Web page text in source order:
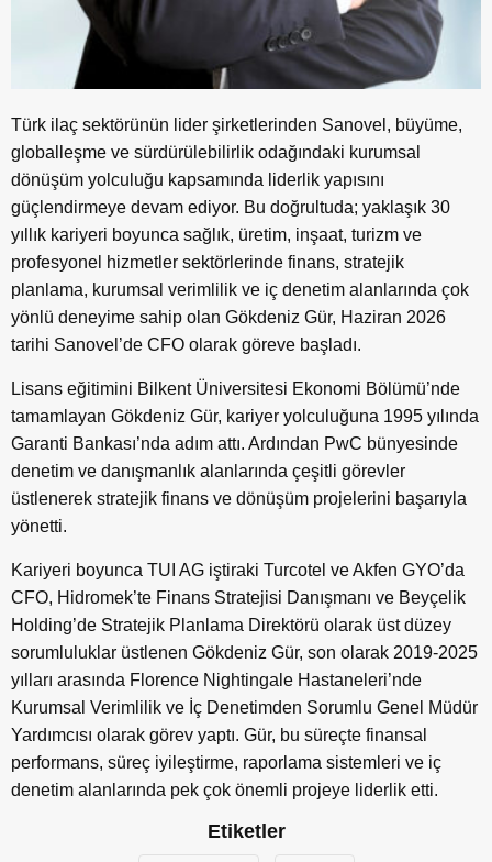
Türk ilaç sektörünün lider şirketlerinden Sanovel, büyüme,
globalleşme ve sürdürülebilirlik odağındaki kurumsal
dönüşüm yolculuğu kapsamında liderlik yapısını
güçlendirmeye devam ediyor. Bu doğrultuda; yaklaşık 30
yıllık kariyeri boyunca sağlık, üretim, inşaat, turizm ve
profesyonel hizmetler sektörlerinde finans, stratejik
planlama, kurumsal verimlilik ve iç denetim alanlarında çok
yönlü deneyime sahip olan Gökdeniz Gür, Haziran 2026
tarihi Sanovel’de CFO olarak göreve başladı.
Lisans eğitimini Bilkent Üniversitesi Ekonomi Bölümü’nde
tamamlayan Gökdeniz Gür, kariyer yolculuğuna 1995 yılında
Garanti Bankası’nda adım attı. Ardından PwC bünyesinde
denetim ve danışmanlık alanlarında çeşitli görevler
üstlenerek stratejik finans ve dönüşüm projelerini başarıyla
yönetti.
Kariyeri boyunca TUI AG iştiraki Turcotel ve Akfen GYO’da
CFO, Hidromek’te Finans Stratejisi Danışmanı ve Beyçelik
Holding’de Stratejik Planlama Direktörü olarak üst düzey
sorumluluklar üstlenen Gökdeniz Gür, son olarak 2019-2025
yılları arasında Florence Nightingale Hastaneleri’nde
Kurumsal Verimlilik ve İç Denetimden Sorumlu Genel Müdür
Yardımcısı olarak görev yaptı. Gür, bu süreçte finansal
performans, süreç iyileştirme, raporlama sistemleri ve iç
denetim alanlarında pek çok önemli projeye liderlik etti.
Etiketler